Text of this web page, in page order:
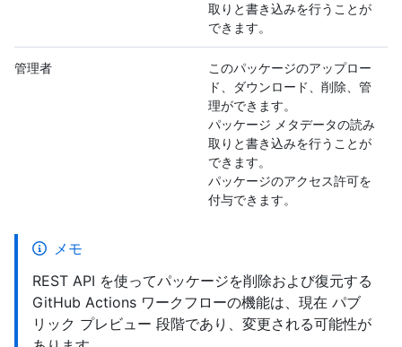
取りと書き込みを行うことが
できます。
管理者
このパッケージのアップロー
ド、ダウンロード、削除、管
理ができます。
パッケージ メタデータの読み
取りと書き込みを行うことが
できます。
パッケージのアクセス許可を
付与できます。
メモ
REST API を使ってパッケージを削除および復元する
GitHub Actions ワークフローの機能は、現在 パブ
リック プレビュー 段階であり、変更される可能性が